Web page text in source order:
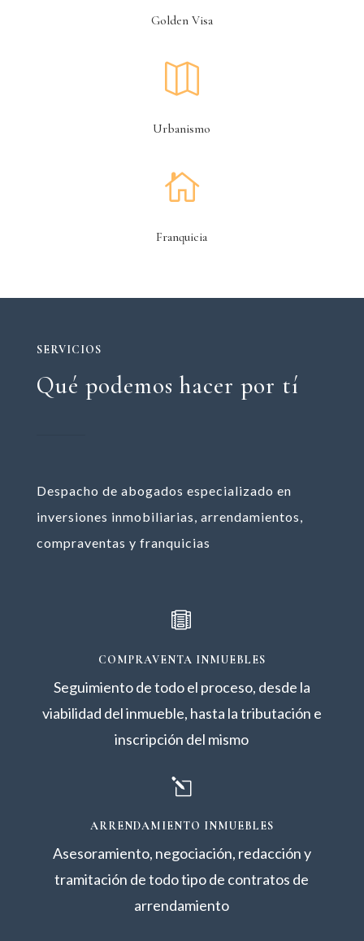
Golden Visa

Urbanismo

Franquicia
SERVICIOS
Qué podemos hacer por tí
Despacho de abogados especializado en
inversiones inmobiliarias, arrendamientos,
compraventas y franquicias

COMPRAVENTA INMUEBLES
Seguimiento de todo el proceso, desde la
viabilidad del inmueble, hasta la tributación e
inscripción del mismo
l
ARRENDAMIENTO INMUEBLES
Asesoramiento, negociación, redacción y
tramitación de todo tipo de contratos de
arrendamiento